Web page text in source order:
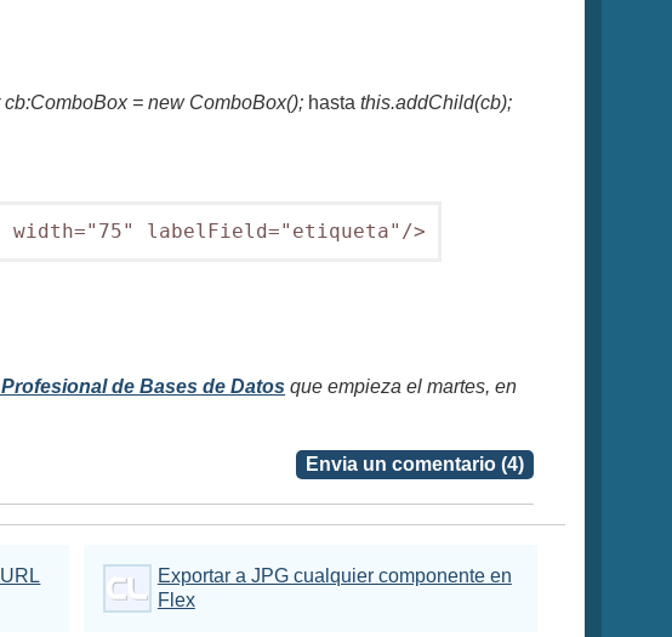
cb:ComboBox = new ComboBox(); hasta this.addChild(cb);
width="75" labelField="etiqueta"/>
de Bases de Datos que empieza el martes, en
Envia un comentario (4)
Exportar a JPG cualquier componente en
Flex